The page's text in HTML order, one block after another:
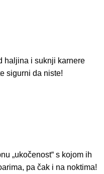
haljina i suknji karnere
sigurni da niste!
„ukočenost“ s kojom ih
pa čak i na noktima!